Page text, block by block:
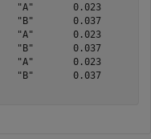
"A"       0.023
"B"       0.037
"A"       0.023
"B"       0.037
"A"       0.023
"B"       0.037